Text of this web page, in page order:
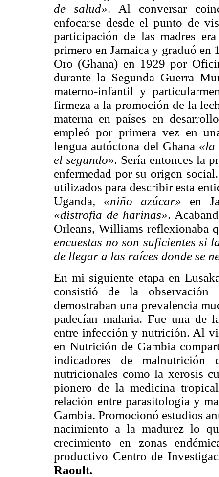
de salud». Al conversar
enfocarse desde el punto de
participación de las madres
primero en Jamaica y graduó en
Oro (Ghana) en 1929 por
durante la Segunda Guerra
materno-infantil y
firmeza a la promoción de la
materna en países en
empleó por primera vez en
lengua autóctona del Ghana «la
el segundo». Sería entonces la
enfermedad por su origen
utilizados para describir esta
Uganda, «niño azúcar» en
«distrofia de harinas».
Orleans, Williams reflexionaba
encuestas no son suficientes
de llegar a las raíces donde se
En mi siguiente etapa en
consistió de la observación
demostraban una prevalencia
padecían malaria. Fue una de
entre infección y nutrición. Al
en Nutrición de Gambia
indicadores de malnutrición
nutricionales como la xerosis
pionero de la medicina
relación entre parasitología y
Gambia. Promocionó estudios
nacimiento a la madurez lo
crecimiento en zonas
productivo Centro de
Raoult.